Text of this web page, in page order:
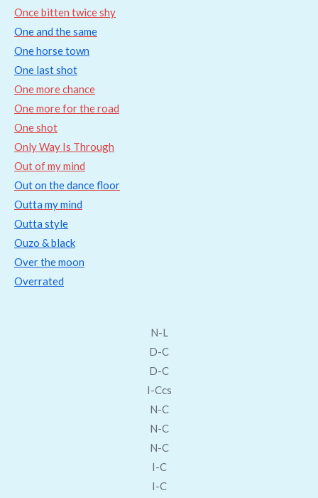
Once bitten twice shy
One and the same
One horse town
One last shot
One more chance
One more for the road
One shot
Only Way Is Through
Out of my mind
Out on the dance floor
Outta my mind
Outta style
Ouzo & black
Over the moon
Overrated
N-L
D-C
D-C
I-Ccs
N-C
N-C
N-C
I-C
I-C